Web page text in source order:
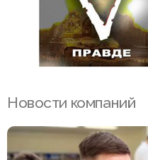
Новости компаний